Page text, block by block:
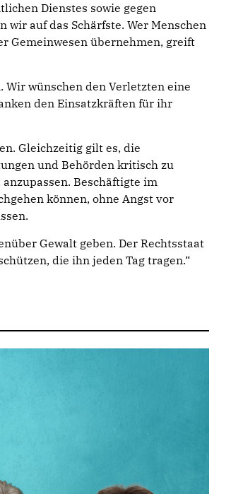
Dienstes sowie gegen
auf das Schärfste. Wer Menschen
Gemeinwesen übernehmen, greift
Wir wünschen den Verletzten eine
den Einsatzkräften für ihr
Gleichzeitig gilt es, die
und Behörden kritisch zu
Beschäftigte im
können, ohne Angst vor
Gewalt geben. Der Rechtsstaat
die ihn jeden Tag tragen.“